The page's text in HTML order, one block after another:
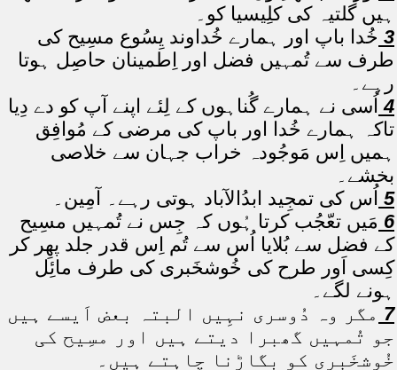
ہیں گلتیہ کی کلِیسیا کو۔
3 خُدا باپ اور ہمارے خُداوند یِسُوع مسِیح کی
طرف سے تُمہیں فضل اور اِطمینان حاصِل ہوتا
رہے۔
4 اُسی نے ہمارے گُناہوں کے لِئے اپنے آپ کو دے دِیا
تاکہ ہمارے خُدا اور باپ کی مرضی کے مُوافِق
ہمیں اِس مَوجُودہ خراب جہان سے خلاصی
بخشے۔
5 اُس کی تمجِید ابدُالآباد ہوتی رہے۔ آمِین۔
6 مَیں تعّجُب کرتا ہُوں کہ جِس نے تُمہیں مسِیح
کے فضل سے بُلایا اُس سے تُم اِس قدر جلد پھِر کر
کِسی اَور طرح کی خُوشخَبری کی طرف مائِل
ہونے لگے۔
7 مگر وہ دُوسری نہِیں البتہ بعض اَیسے ہیں
جو تُمہیں گھبرا دیتے ہیں اور مسِیح کی
خُوشخَبری کو بِگاڑنا چاہتے ہیں۔